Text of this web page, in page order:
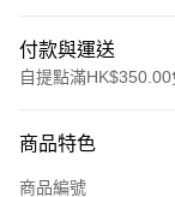
付款與運送
自提點滿HK$350.00
信用卡
商品特色
商品編號